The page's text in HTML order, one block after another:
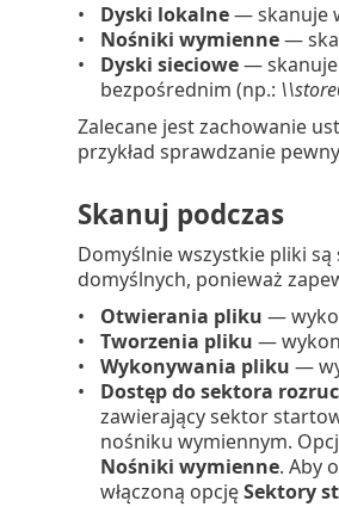
Dyski lokalne— skanuje
Nośniki wymienne—
Dyski sieciowe— skanuje
bezpośrednim (np.:
Zalecane jest zachowanie
przykład sprawdzanie
Skanuj podczas
Domyślnie wszystkie pliki
domyślnych, ponieważ
Otwierania pliku —
Tworzenia pliku —
Wykonywania pliku —
Dostęp do sektora
zawierający sektor
nośniku wymiennym.
Nośniki wymienne. Aby
włączoną opcjęSektory